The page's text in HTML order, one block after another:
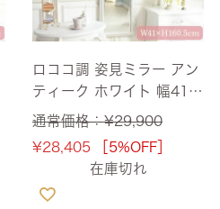
ロココ調 姿見ミラー アン
ティーク ホワイト 幅41c
m 【送料無料】
通常価格：¥29,900
¥28,405
［5%OFF］
在庫切れ